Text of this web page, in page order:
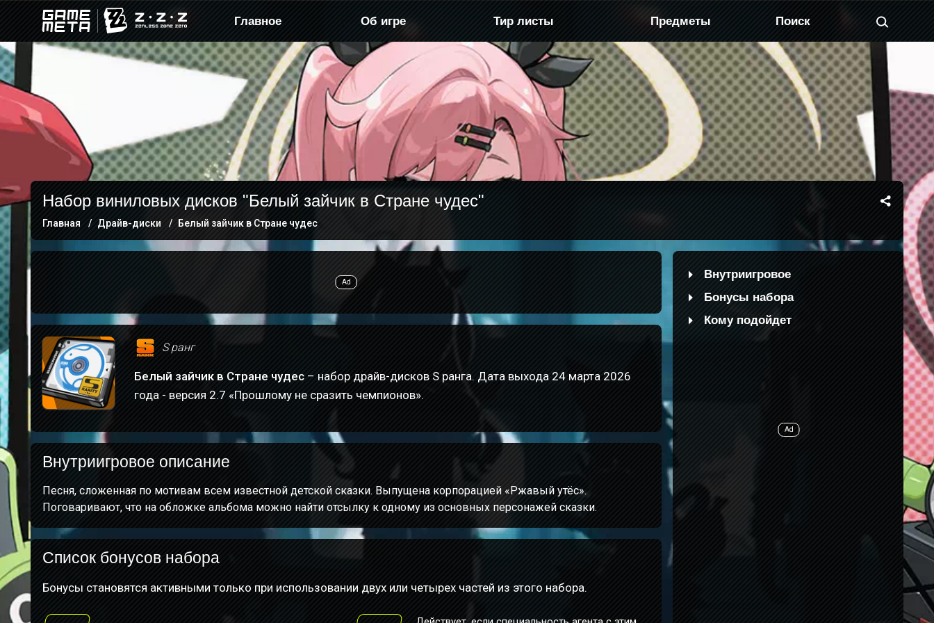
Главное Об игре Тир листы Предметы
Набор виниловых дисков "Белый зайчик в Стране чудес"
Главная Драйв-диски Белый зайчик в Стране чудес
S ранг
Белый зайчик в Стране чудес – набор драйв-дисков S ранга. Дата выхода 24 марта 2026
года - версия 2.7 «Прошлому не сразить чемпионов».
Внутриигровое описание
Песня, сложенная по мотивам всем известной детской сказки. Выпущена корпорацией «Ржавый утёс».
Поговаривают, что на обложке альбома можно найти отсылку к одному из основных персонажей сказки.
Список бонусов набора
Бонусы становятся активными только при использовании двух или четырех частей из этого набора.
Внутриигровое
Бонусы набора
Кому подойдет